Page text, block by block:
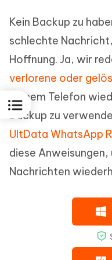
Kein Backup zu
schlechte
Hoffnung. Ja, wir
verlorene oder
deinem Telefon
Backup zu
UltData WhatsApp
diese
Nachrichten